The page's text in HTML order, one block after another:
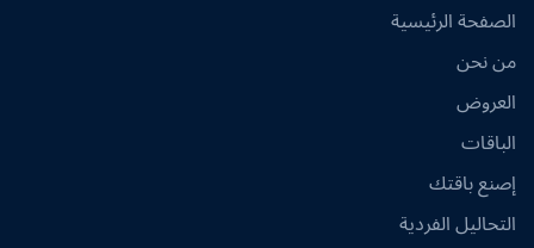
الصفحة الرئيسية
من نحن
العروض
الباقات
إصنع باقتك
التحاليل الفردية